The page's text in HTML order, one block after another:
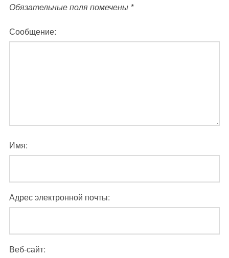
Обязательные поля помечены *
Сообщение:
Имя:
Адрес электронной почты:
Веб-сайт: